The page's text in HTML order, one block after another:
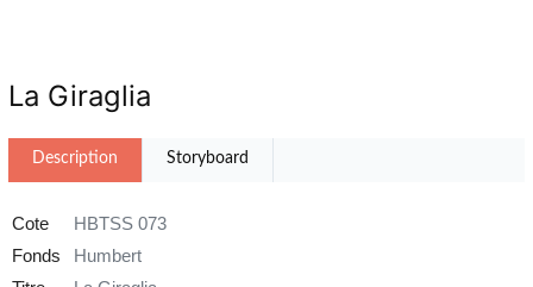
La Giraglia
Description Storyboard
Cote
HBTSS 073
Fonds
Humbert